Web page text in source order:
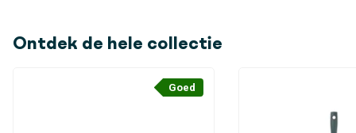
Ontdek de hele collectie
Goed